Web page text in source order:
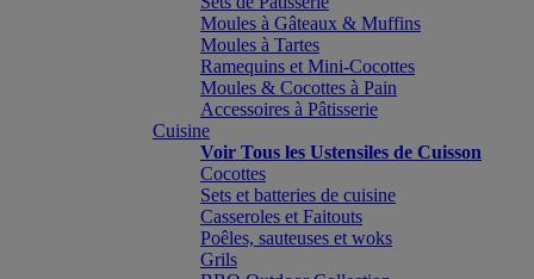
Moules à Gâteaux & Muffins
Moules à Tartes
Ramequins et Mini-Cocottes
Moules & Cocottes à Pain
Accessoires à Pâtisserie
Cuisine
Voir Tous les Ustensiles de Cuisson
Cocottes
Sets et batteries de cuisine
Casseroles et Faitouts
Poêles, sauteuses et woks
Grils